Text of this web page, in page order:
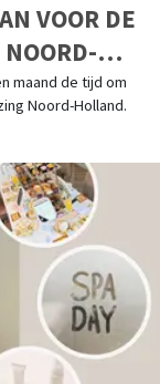
VOOR DE
maand de tijd om
Noord-Holland.